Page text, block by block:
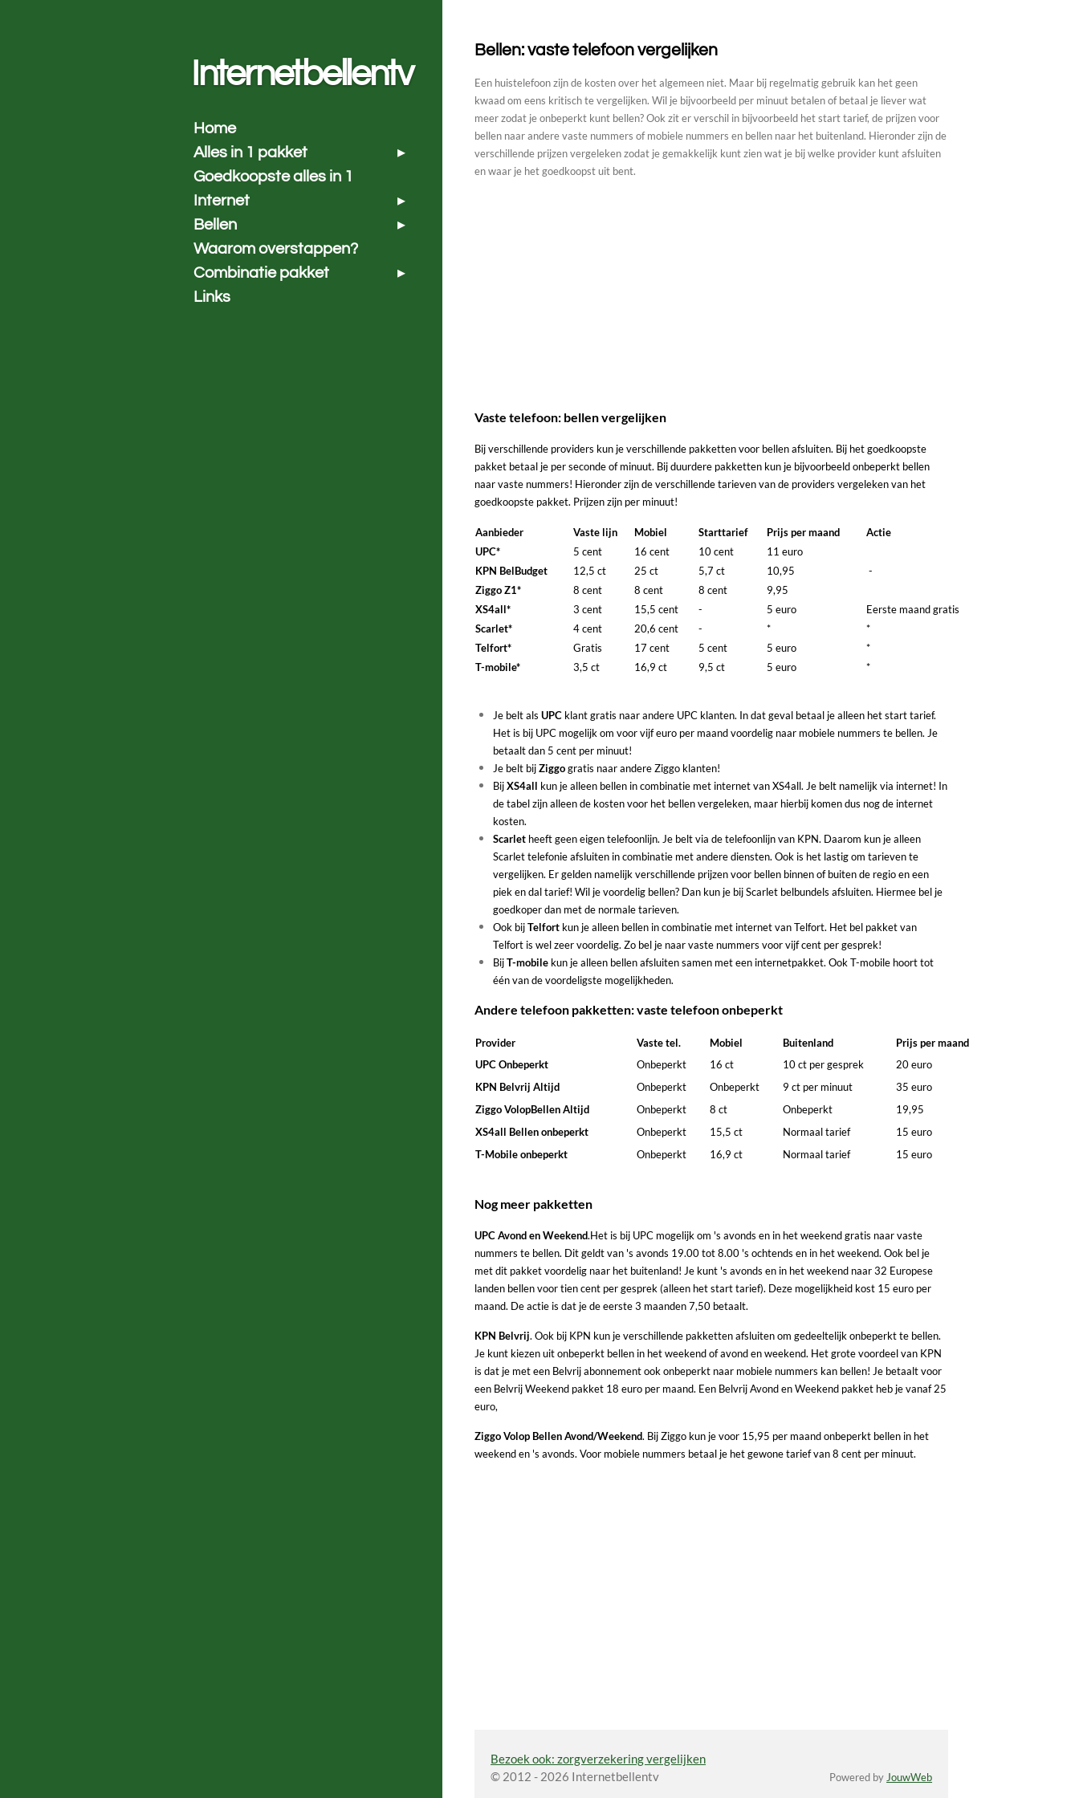
Bellen: vaste telefoon vergelijken
Een huistelefoon zijn de kosten over het algemeen niet. Maar bij regelmatig gebruik kan het geen
kwaad om eens kritisch te vergelijken. Wil je bijvoorbeeld per minuut betalen of betaal je liever wat
meer zodat je onbeperkt kunt bellen? Ook zit er verschil in bijvoorbeeld het start tarief, de prijzen voor
bellen naar andere vaste nummers of mobiele nummers en bellen naar het buitenland. Hieronder zijn de
verschillende prijzen vergeleken zodat je gemakkelijk kunt zien wat je bij welke provider kunt afsluiten
en waar je het goedkoopst uit bent.
Vaste telefoon: bellen vergelijken
Bij verschillende providers kun je verschillende pakketten voor bellen afsluiten. Bij het goedkoopste
pakket betaal je per seconde of minuut. Bij duurdere pakketten kun je bijvoorbeeld onbeperkt bellen
naar vaste nummers! Hieronder zijn de verschillende tarieven van de providers vergeleken van het
goedkoopste pakket. Prijzen zijn per minuut!
Aanbieder Vaste lijn Mobiel Starttarief Prijs per maand
Actie
UPC*
5 cent 16 cent 10 cent
11 euro
KPN BelBudget
12,5 ct 25 ct 5,7 ct 10,95
-
Ziggo Z1*
8 cent 8 cent 8 cent
9,95
XS4all*
3 cent 15,5 cent - 5 euro
Eerste maand gratis
Scarlet*
4 cent 20,6 cent - *
*
Telfort*
Gratis 17 cent 5 cent 5 euro
*
T-mobile*
3,5 ct 16,9 ct 9,5 ct 5 euro *
Je belt als UPCklant gratis naar andere UPC klanten. In dat geval betaal je alleen het start tarief.
Het is bij UPC mogelijk om voor vijf euro per maand voordelig naar mobiele nummers te bellen. Je
betaalt dan 5 cent per minuut!
Je belt bijZiggogratis naar andere Ziggo klanten!
BijXS4all kun je alleen bellen in combinatie met internet van XS4all. Je belt namelijk via internet! In
de tabel zijn alleen de kosten voor het bellen vergeleken, maar hierbij komen dus nog de internet
kosten.
Scarletheeft geen eigen telefoonlijn. Je belt via de telefoonlijn van KPN. Daarom kun je alleen
Scarlet telefonie afsluiten in combinatie met andere diensten. Ook is het lastig om tarieven te
vergelijken. Er gelden namelijk verschillende prijzen voor bellen binnen of buiten de regio en een
piek en dal tarief! Wil je voordelig bellen? Dan kun je bij Scarlet belbundels afsluiten. Hiermee bel je
goedkoper dan met de normale tarieven.
Ook bijTelfortkun je alleen bellen in combinatie met internet van Telfort. Het bel pakket van
Telfort is wel zeer voordelig. Zo bel je naar vaste nummers voor vijf cent per gesprek!
BijT-mobilekun je alleen bellen afsluiten samen met een internetpakket. Ook T-mobile hoort tot
één van de voordeligste mogelijkheden.
Andere telefoon pakketten: vaste telefoon onbeperkt
Provider Vaste tel. Mobiel Buitenland
Prijs per maand
UPC Onbeperkt
Onbeperkt 16 ct 10 ct per gesprek
20 euro
KPN Belvrij Altijd
Onbeperkt Onbeperkt 9 ct per minuut
35 euro
Ziggo VolopBellen Altijd
Onbeperkt 8 ct Onbeperkt
19,95
XS4all Bellen onbeperkt
Onbeperkt 15,5 ct Normaal tarief
15 euro
T-Mobile onbeperkt
Onbeperkt 16,9 ct Normaal tarief 15 euro
Nog meer pakketten
UPC Avond en Weekend.Het is bij UPC mogelijk om 's avonds en in het weekend gratis naar vaste
nummers te bellen. Dit geldt van 's avonds 19.00 tot 8.00 's ochtends en in het weekend. Ook bel je
met dit pakket voordelig naar het buitenland! Je kunt 's avonds en in het weekend naar 32 Europese
landen bellen voor tien cent per gesprek (alleen het start tarief). Deze mogelijkheid kost 15 euro per
maand. De actie is dat je de eerste 3 maanden 7,50 betaalt.
KPN Belvrij. Ook bij KPN kun je verschillende pakketten afsluiten om gedeeltelijk onbeperkt te bellen.
Je kunt kiezen uit onbeperkt bellen in het weekend of avond en weekend. Het grote voordeel van KPN
is dat je met een Belvrij abonnement ook onbeperkt naar mobiele nummers kan bellen! Je betaalt voor
een Belvrij Weekend pakket 18 euro per maand. Een Belvrij Avond en Weekend pakket heb je vanaf 25
euro,
Ziggo Volop Bellen Avond/Weekend. Bij Ziggo kun je voor 15,95 per maand onbeperkt bellen in het
weekend en 's avonds. Voor mobiele nummers betaal je het gewone tarief van 8 cent per minuut.
Bezoek ook: zorgverzekering vergelijken
© 2012 - 2026 Internetbellentv
Powered byJouwWeb
Internetbellentv
Home
Alles in 1 pakket
Goedkoopste alles in 1
Internet
Bellen
Waarom overstappen?
Combinatie pakket
Links